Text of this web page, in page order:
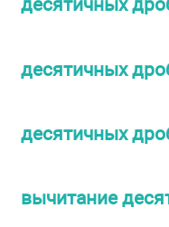
десятичных
десятичных
вычитание